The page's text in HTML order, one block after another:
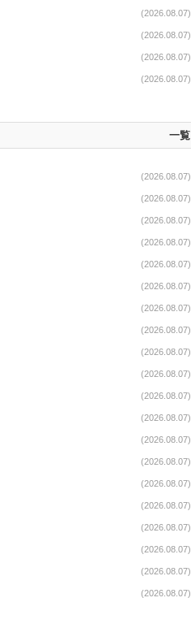
(2026.08.07)
(2026.08.07)
(2026.08.07)
(2026.08.07)
一覧
(2026.08.07)
(2026.08.07)
(2026.08.07)
(2026.08.07)
(2026.08.07)
(2026.08.07)
(2026.08.07)
(2026.08.07)
(2026.08.07)
(2026.08.07)
(2026.08.07)
(2026.08.07)
(2026.08.07)
(2026.08.07)
(2026.08.07)
(2026.08.07)
(2026.08.07)
(2026.08.07)
(2026.08.07)
(2026.08.07)